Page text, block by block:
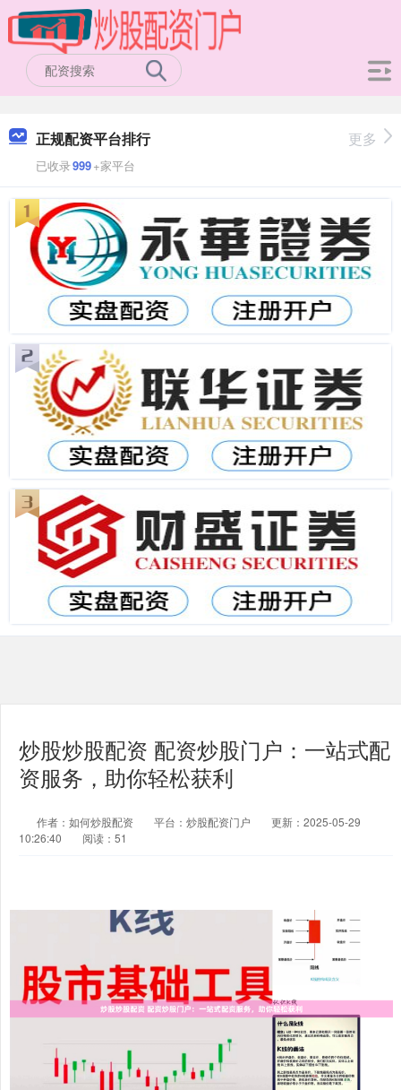
正规配资平台排行
已收录999+家平台
更多
炒股炒股配资 配资炒股门户：一站式配
资服务，助你轻松获利
作者：如何炒股配资 平台：炒股配资门户
更新：2025-05-29
10:26:40
阅读：51